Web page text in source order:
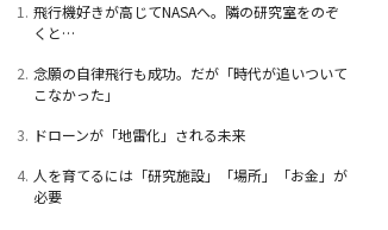
1. 飛行機好きが高じてNASAへ。隣の研究室をのぞ
くと…
2. 念願の自律飛行も成功。だが「時代が追いついて
こなかった」
3. ドローンが「地雷化」される未来
4. 人を育てるには「研究施設」「場所」「お金」が
必要